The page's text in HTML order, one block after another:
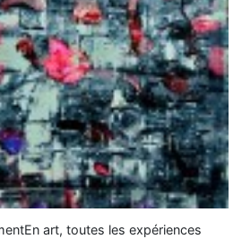
art, toutes les expériences